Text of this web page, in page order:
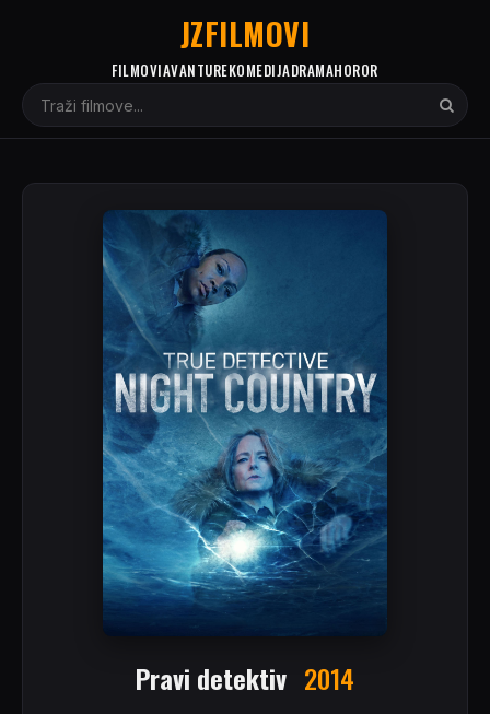
JZFILMOVI
FILMOVIAVANTUREKOMEDIJADRAMAHOROR
Pravi detektiv 2014